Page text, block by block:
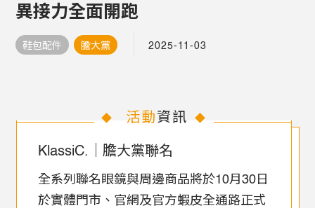
異接力全面開跑
鞋包配件 膽大黨 2025-11-03
◆ 活動 資訊 ◆
KlassiC.｜膽大黨聯名
全系列聯名眼鏡與周邊商品將於10月30日
於實體門市、官網及官方蝦皮全通路正式